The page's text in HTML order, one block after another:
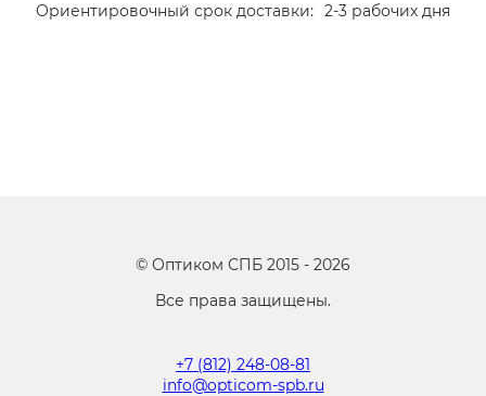
Ориентировочный срок доставки: 2-3 рабочих дня
© Оптиком СПБ 2015 - 2026
Все права защищены.
+7 (812) 248-08-81
info@opticom-spb.ru